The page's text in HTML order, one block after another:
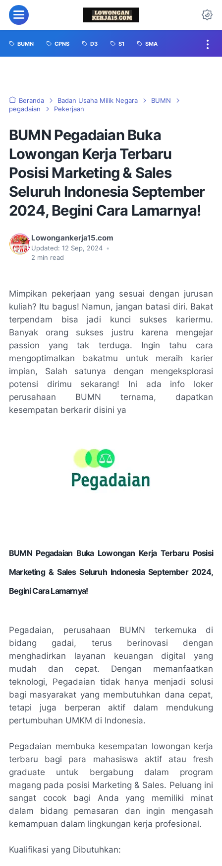
BUMN CPNS D3 S1 SMA
Beranda Badan Usaha Milik Negara
BUMN
pegadaian
Pekerjaan
BUMN Pegadaian Buka
Lowongan Kerja Terbaru
Posisi Marketing & Sales
Seluruh Indonesia September
2024, Begini Cara Lamarnya!
Lowongankerja15.com
Updated: 12 Sep, 2024 •
2 min read
Mimpikan pekerjaan yang sesuai dengan jurusan
kuliah? Itu bagus! Namun, jangan batasi diri. Bakat
terpendam bisa jadi kunci sukses kariermu.
Banyak orang sukses justru karena mengejar
passion yang tak terduga. Ingin tahu cara
mengoptimalkan bakatmu untuk meraih karier
impian, Salah satunya dengan mengeksplorasi
potensi dirimu sekarang! Ini ada info loker
perusahaan BUMN ternama, dapatkan
kesempatan berkarir disini ya
BUMN Pegadaian Buka Lowongan Kerja Terbaru Posisi
Marketing & Sales Seluruh Indonesia September 2024,
Begini Cara Lamarnya!
Pegadaian, perusahaan BUMN terkemuka di
bidang gadai, terus berinovasi dengan
menghadirkan layanan keuangan digital yang
mudah dan cepat. Dengan memanfaatkan
teknologi, Pegadaian tidak hanya menjadi solusi
bagi masyarakat yang membutuhkan dana cepat,
tetapi juga berperan aktif dalam mendukung
pertumbuhan UMKM di Indonesia.
Pegadaian membuka kesempatan lowongan kerja
terbaru bagi para mahasiswa aktif atau fresh
graduate untuk bergabung dalam program
magang pada posisi Marketing & Sales. Peluang ini
sangat cocok bagi Anda yang memiliki minat
dalam bidang pemasaran dan ingin mengasah
kemampuan dalam lingkungan kerja profesional.
Kualifikasi yang Dibutuhkan: